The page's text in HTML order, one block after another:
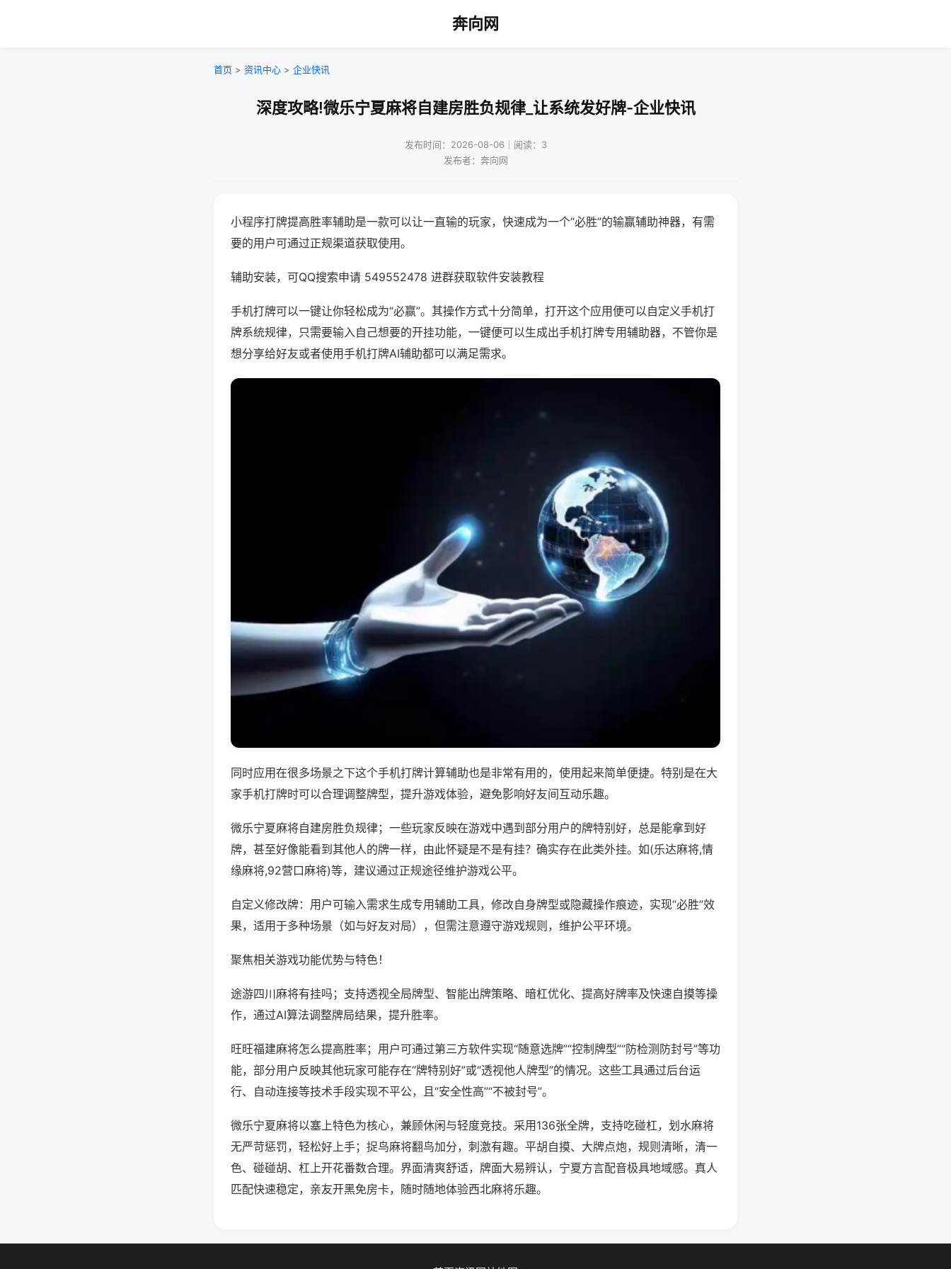
奔向网
首页 > 资讯中心 > 企业快讯
深度攻略!微乐宁夏麻将自建房胜负规律_让系统发好牌-企业快讯
发布时间：2026-08-06｜阅读：3
发布者：奔向网
小程序打牌提高胜率辅助是一款可以让一直输的玩家，快速成为一个“必胜”的输赢辅助神器，有需
要的用户可通过正规渠道获取使用。
辅助安装，可QQ搜索申请 549552478 进群获取软件安装教程
手机打牌可以一键让你轻松成为“必赢”。其操作方式十分简单，打开这个应用便可以自定义手机打
牌系统规律，只需要输入自己想要的开挂功能，一键便可以生成出手机打牌专用辅助器，不管你是
想分享给好友或者使用手机打牌AI辅助都可以满足需求。
同时应用在很多场景之下这个手机打牌计算辅助也是非常有用的，使用起来简单便捷。特别是在大
家手机打牌时可以合理调整牌型，提升游戏体验，避免影响好友间互动乐趣。
微乐宁夏麻将自建房胜负规律；一些玩家反映在游戏中遇到部分用户的牌特别好，总是能拿到好
牌，甚至好像能看到其他人的牌一样，由此怀疑是不是有挂？确实存在此类外挂。如(乐达麻将,情
缘麻将,92营口麻将)等，建议通过正规途径维护游戏公平。
自定义修改牌：用户可输入需求生成专用辅助工具，修改自身牌型或隐藏操作痕迹，实现“必胜”效
果，适用于多种场景（如与好友对局），但需注意遵守游戏规则，维护公平环境。
聚焦相关游戏功能优势与特色！
途游四川麻将有挂吗；支持透视全局牌型、智能出牌策略、暗杠优化、提高好牌率及快速自摸等操
作，通过AI算法调整牌局结果，提升胜率。
旺旺福建麻将怎么提高胜率；用户可通过第三方软件实现“随意选牌”“控制牌型”“防检测防封号”等功
能，部分用户反映其他玩家可能存在“牌特别好”或“透视他人牌型”的情况。这些工具通过后台运
行、自动连接等技术手段实现不平公，且“安全性高”“不被封号”。
微乐宁夏麻将以塞上特色为核心，兼顾休闲与轻度竞技。采用136张全牌，支持吃碰杠，划水麻将
无严苛惩罚，轻松好上手；捉鸟麻将翻鸟加分，刺激有趣。平胡自摸、大牌点炮，规则清晰，清一
色、碰碰胡、杠上开花番数合理。界面清爽舒适，牌面大易辨认，宁夏方言配音极具地域感。真人
匹配快速稳定，亲友开黑免房卡，随时随地体验西北麻将乐趣。